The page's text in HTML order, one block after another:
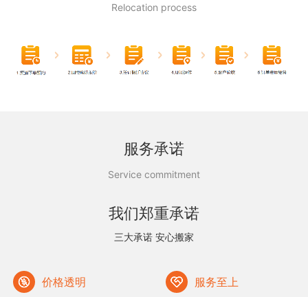
Relocation process
服务承诺
Service commitment
我们郑重承诺
三大承诺 安心搬家
价格透明 服务至上